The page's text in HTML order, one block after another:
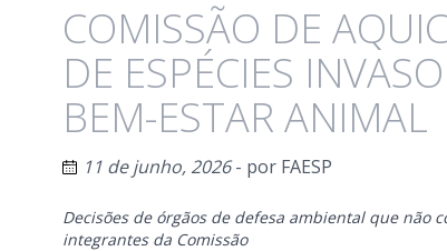
COMISSÃO DE
DE ESPÉCIES
BEM-ESTAR ANIMAL
11 de junho, 2026- por FAESP
Decisões de órgãos de defesa ambiental que não
integrantes da Comissão